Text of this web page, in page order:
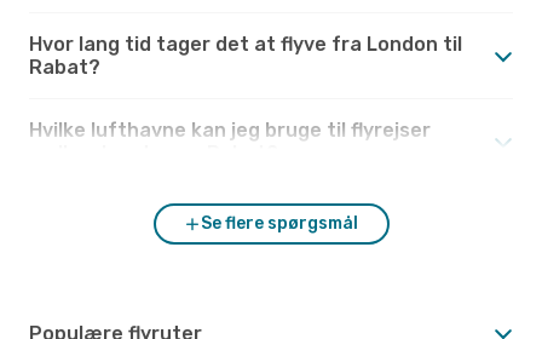
Hvor lang tid tager det at flyve fra London til
Rabat?
Hvilke lufthavne kan jeg bruge til flyrejser
Se flere spørgsmål
Populære flyruter